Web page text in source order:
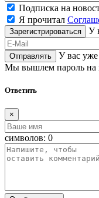
Подписка на
Я прочитал
Зарегистрироваться У
Отправлять У вас уже
Мы вышлем пароль на
Ответить
×
символов: 0